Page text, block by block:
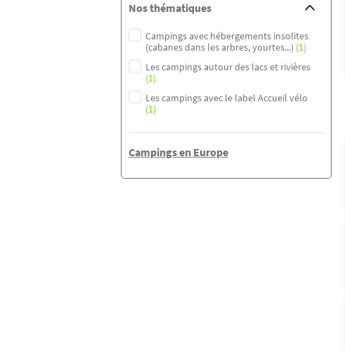
Nos thématiques
Campings avec hébergements insolites
(cabanes dans les arbres, yourtes...) (1)
Les campings autour des lacs et rivières
(1)
Les campings avec le label Accueil vélo
(1)
Campings en Europe